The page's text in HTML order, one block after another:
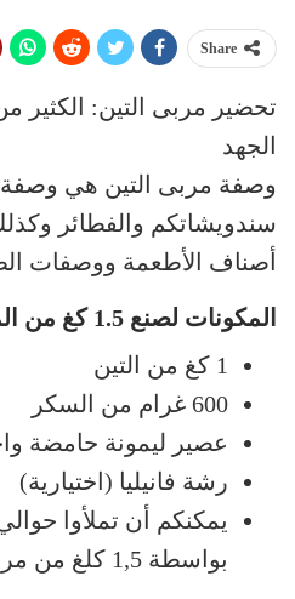
Share
تحضير مربى التين:
الجهد
وصفة مربى التين هي وصفة
سندويشاتكم والفطائر
أصناف الأطعمة ووصفات
المكونات لصنع 1.5 كغ من المربى:
1 كغ من التين
600 غرام من السكر
عصير ليمونة حامضة
رشة فانيليا (اختيارية)
بواسطة 1,5 كلغ من مربى التين